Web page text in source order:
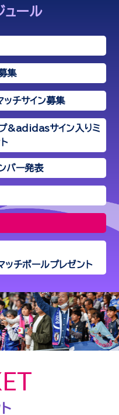
ュール
集
チサイン募集
&adidasサイン入りミ
バー発表
ッチボールプレゼント